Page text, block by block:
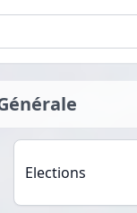
Elections